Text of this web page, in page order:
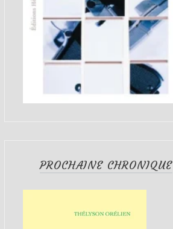
PROCHAINE CHRONIQUE